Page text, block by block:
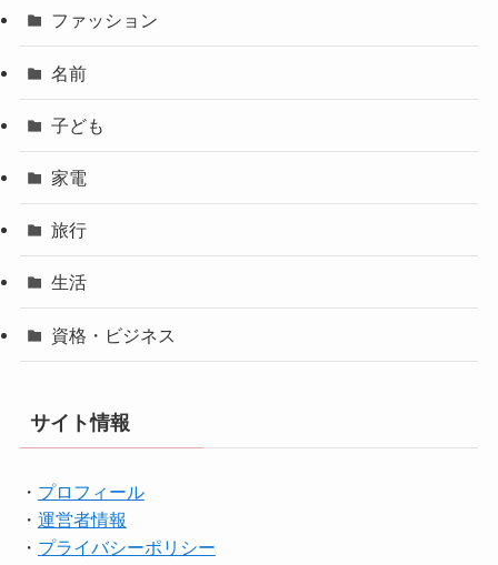
ファッション
名前
子ども
家電
旅行
生活
資格・ビジネス
サイト情報
・ プロフィール
・ 運営者情報
・ プライバシーポリシー